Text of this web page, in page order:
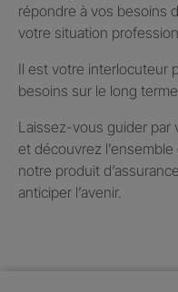
répondre à vos besoins
votre situation
Il est votre interlocuteur
besoins sur le long terme.
Laissez-vous guider par
et découvrez
notre produit
anticiper l’avenir.